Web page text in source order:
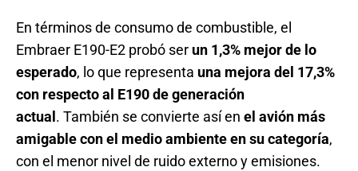
En términos de consumo de combustible, el
Embraer E190-E2 probó ser un 1,3% mejor de lo
esperado, lo que representa una mejora del 17,3%
con respecto al E190 de generación
actual . También se convierte así en el avión más
amigable con el medio ambiente en su categoría,
con el menor nivel de ruido externo y emisiones.